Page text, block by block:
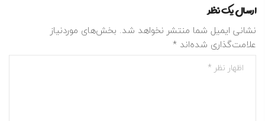
ارسال یک نظر
نشانی ایمیل شما منتشر نخواهد شد. بخش‌های موردنیاز
علامت‌گذاری شده‌اند *